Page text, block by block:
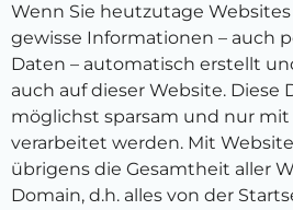
Wenn Sie heutzutage
gewisse Informationen – auch
Daten – automatisch erstellt
auch auf dieser Website. Diese
möglichst sparsam und nur
verarbeitet werden. Mit
übrigens die Gesamtheit aller
Domain, d.h. alles von der